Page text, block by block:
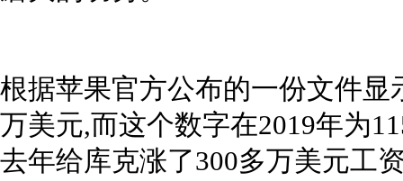
根据苹果官方公布的一份文件显
万美元,而这个数字在2019年为
去年给库克涨了300多万美元工